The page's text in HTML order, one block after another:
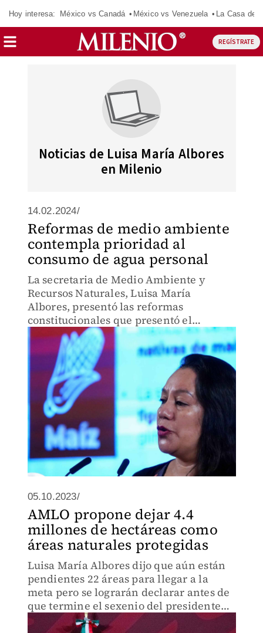
Hoy interesa: México vs Canadá México vs Venezuela La Casa de
REGÍSTRATE
Noticias de Luisa María Albores
en Milenio
14.02.2024/
Reformas de medio ambiente
contempla prioridad al
consumo de agua personal
La secretaria de Medio Ambiente y
Recursos Naturales, Luisa María
Albores, presentó las reformas
constitucionales que presentó el
Presidente en esta materia, entre las que
destaca una para garantizar el derecho
al agua.
05.10.2023/
AMLO propone dejar 4.4
millones de hectáreas como
áreas naturales protegidas
Luisa María Albores dijo que aún están
pendientes 22 áreas para llegar a la
meta pero se lograrán declarar antes de
que termine el sexenio del presidente
López Obrador.